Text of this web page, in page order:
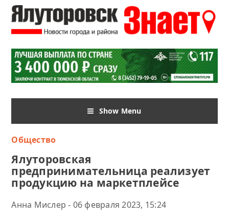
Show Menu
Общество
Ялуторовская
предпринимательница реализует
продукцию на маркетплейсе
Анна Мислер - 06 февраля 2023, 15:24